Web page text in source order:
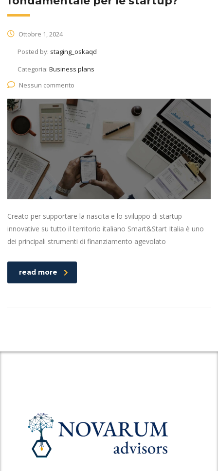
Ottobre 1, 2024
Posted by: staging_oskaqd
Categoria: Business plans
Nessun commento
Creato per supportare la nascita e lo sviluppo di startup
innovative su tutto il territorio italiano Smart&Start Italia è uno
dei principali strumenti di finanziamento agevolato
read more